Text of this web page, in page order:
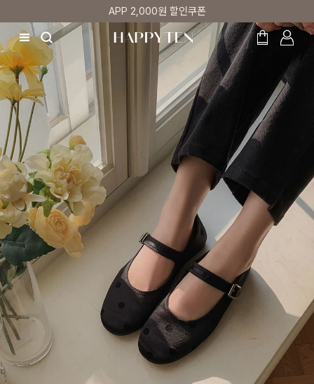
매주 리뷰어 최대 1만원 쿠폰